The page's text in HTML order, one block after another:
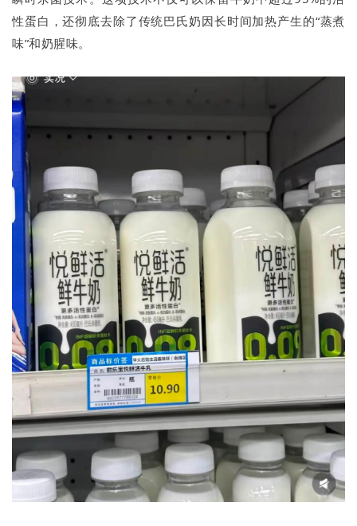
性蛋白，还彻底去除了传统巴氏奶因长时间加热产生的“蒸煮
味”和奶腥味。